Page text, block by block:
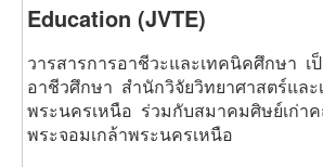
Education (JVTE)
วารสารการอาชีวะและเทคนิคศึกษา เ
อาชีวศึกษา สำนักวิจัยวิทยาศาสตร์แล
พระนครเหนือ ร่วมกับสมาคมศิษย์เก่า
พระจอมเกล้าพระนครเหนือ